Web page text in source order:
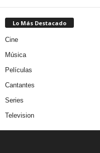
Lo Más Destacado
Cine
Música
Películas
Cantantes
Series
Television